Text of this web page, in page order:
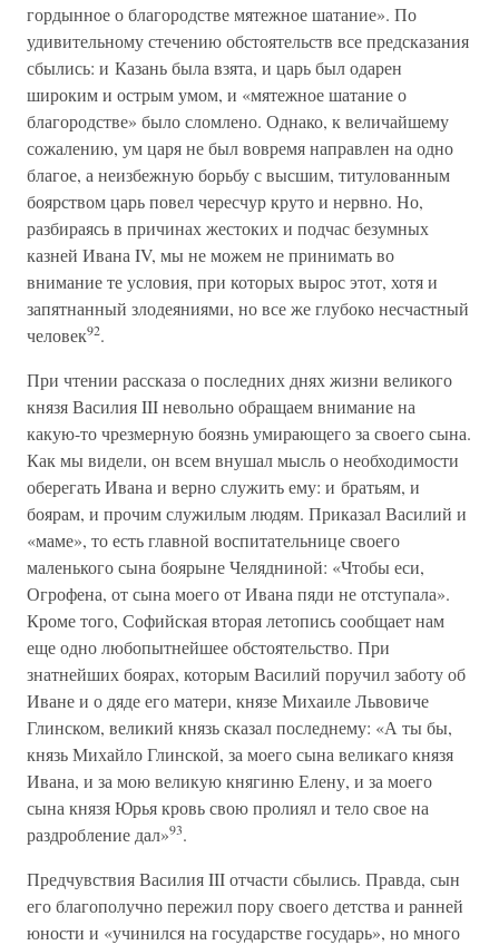
гордынное о благородстве мятежное шатание». По
удивительному стечению обстоятельств все предсказания
сбылись: и Казань была взята, и царь был одарен
широким и острым умом, и «мятежное шатание о
благородстве» было сломлено. Однако, к величайшему
сожалению, ум царя не был вовремя направлен на одно
благое, а неизбежную борьбу с высшим, титулованным
боярством царь повел чересчур круто и нервно. Но,
разбираясь в причинах жестоких и подчас безумных
казней Ивана IV, мы не можем не принимать во
внимание те условия, при которых вырос этот, хотя и
запятнанный злодеяниями, но все же глубоко несчастный
человек92.
При чтении рассказа о последних днях жизни великого
князя Василия III невольно обращаем внимание на
какую-то чрезмерную боязнь умирающего за своего сына.
Как мы видели, он всем внушал мысль о необходимости
оберегать Ивана и верно служить ему: и братьям, и
боярам, и прочим служилым людям. Приказал Василий и
«маме», то есть главной воспитательнице своего
маленького сына боярыне Челядниной: «Чтобы еси,
Огрофена, от сына моего от Ивана пяди не отступала».
Кроме того, Софийская вторая летопись сообщает нам
еще одно любопытнейшее обстоятельство. При
знатнейших боярах, которым Василий поручил заботу об
Иване и о дяде его матери, князе Михаиле Львовиче
Глинском, великий князь сказал последнему: «А ты бы,
князь Михайло Глинской, за моего сына великаго князя
Ивана, и за мою великую княгиню Елену, и за моего
сына князя Юрья кровь свою пролиял и тело свое на
раздробление дал»93.
Предчувствия Василия III отчасти сбылись. Правда, сын
его благополучно пережил пору своего детства и ранней
юности и «учинился на государстве государь», но много